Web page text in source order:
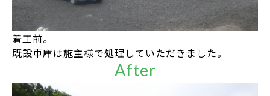
着工前。
既設車庫は施主様で処理していただきました。